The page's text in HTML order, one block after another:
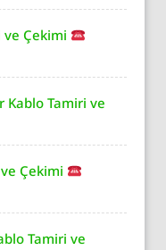
ve Çekimi
Kablo Tamiri ve
Çekimi
Tamiri ve